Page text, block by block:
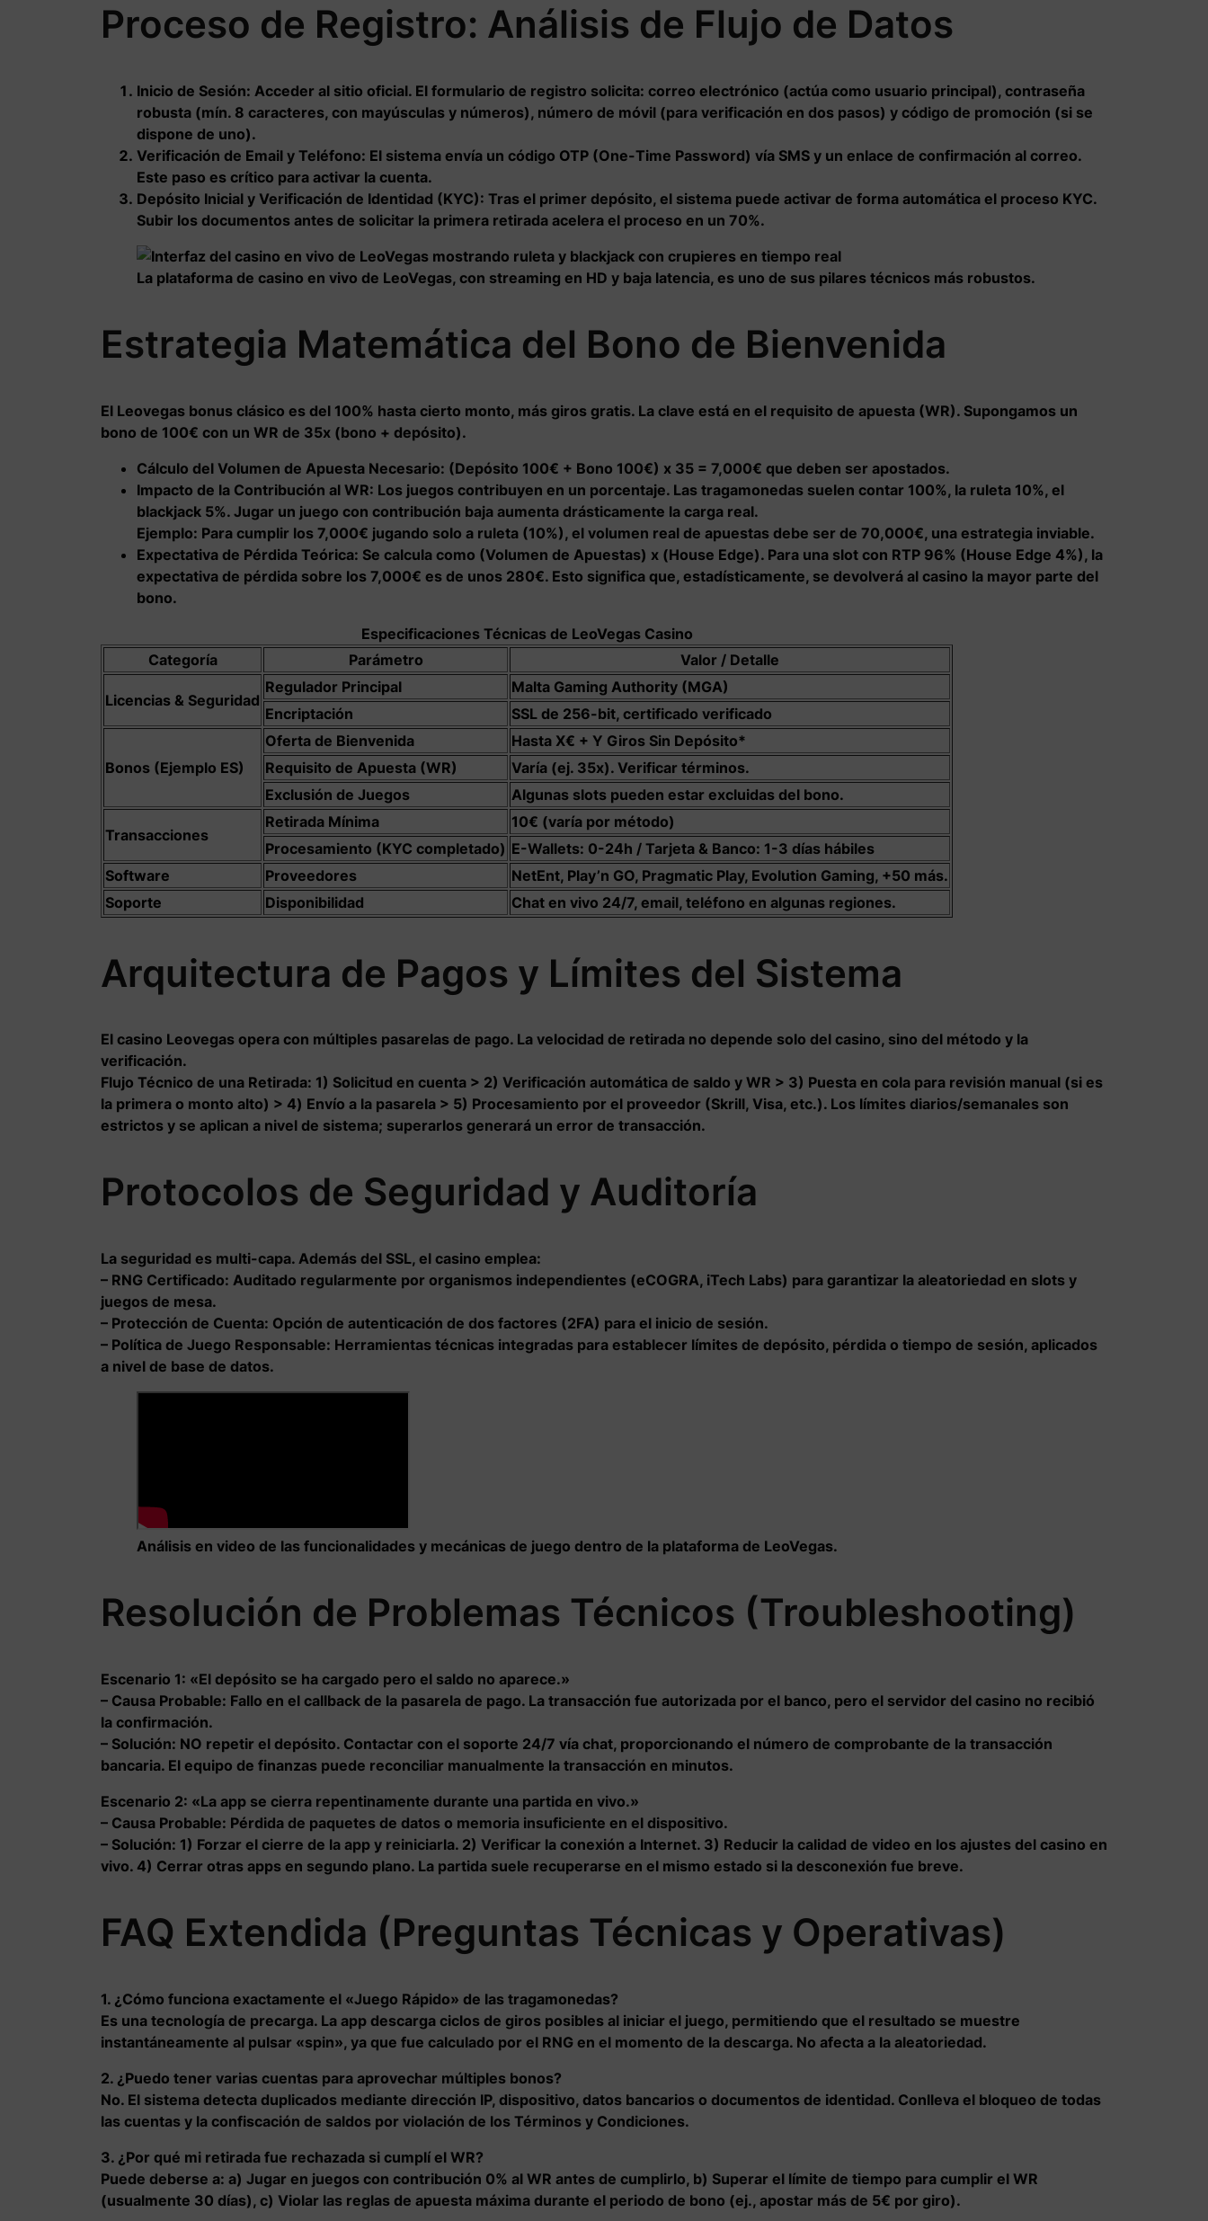
Proceso de Registro: Análisis de Flujo de Datos
Inicio de Sesión: Acceder al sitio oficial. El formulario de registro solicita: correo electrónico (actúa como usuario principal), contraseña
robusta (mín. 8 caracteres, con mayúsculas y números), número de móvil (para verificación en dos pasos) y código de promoción (si se
dispone de uno).
Verificación de Email y Teléfono: El sistema envía un código OTP (One-Time Password) vía SMS y un enlace de confirmación al correo.
Este paso es crítico para activar la cuenta.
Depósito Inicial y Verificación de Identidad (KYC): Tras el primer depósito, el sistema puede activar de forma automática el proceso KYC.
Subir los documentos antes de solicitar la primera retirada acelera el proceso en un 70%.
La plataforma de casino en vivo de LeoVegas, con streaming en HD y baja latencia, es uno de sus pilares técnicos más robustos.
Estrategia Matemática del Bono de Bienvenida
El Leovegas bonus clásico es del 100% hasta cierto monto, más giros gratis. La clave está en el requisito de apuesta (WR). Supongamos un
bono de 100€ con un WR de 35x (bono + depósito).
Cálculo del Volumen de Apuesta Necesario: (Depósito 100€ + Bono 100€) x 35 = 7,000€ que deben ser apostados.
Impacto de la Contribución al WR: Los juegos contribuyen en un porcentaje. Las tragamonedas suelen contar 100%, la ruleta 10%, el
blackjack 5%. Jugar un juego con contribución baja aumenta drásticamente la carga real.
Ejemplo: Para cumplir los 7,000€ jugando solo a ruleta (10%), el volumen real de apuestas debe ser de 70,000€, una estrategia inviable.
Expectativa de Pérdida Teórica: Se calcula como (Volumen de Apuestas) x (House Edge). Para una slot con RTP 96% (House Edge 4%), la
expectativa de pérdida sobre los 7,000€ es de unos 280€. Esto significa que, estadísticamente, se devolverá al casino la mayor parte del
bono.
Especificaciones Técnicas de LeoVegas Casino
Categoría
Parámetro Valor / Detalle
Licencias & Seguridad
Regulador Principal
Malta Gaming Authority (MGA)
Encriptación
SSL de 256-bit, certificado verificado
Bonos (Ejemplo ES)
Oferta de Bienvenida
Hasta X€ + Y Giros Sin Depósito*
Requisito de Apuesta (WR)
Varía (ej. 35x). Verificar términos.
Exclusión de Juegos
Algunas slots pueden estar excluidas del bono.
Transacciones
Retirada Mínima
10€ (varía por método)
Procesamiento (KYC completado) E-Wallets: 0-24h / Tarjeta & Banco: 1-3 días hábiles
Software
Proveedores
NetEnt, Play’n GO, Pragmatic Play, Evolution Gaming, +50 más.
Soporte
Disponibilidad Chat en vivo 24/7, email, teléfono en algunas regiones.
Arquitectura de Pagos y Límites del Sistema
El casino Leovegas opera con múltiples pasarelas de pago. La velocidad de retirada no depende solo del casino, sino del método y la
verificación.
Flujo Técnico de una Retirada: 1) Solicitud en cuenta > 2) Verificación automática de saldo y WR > 3) Puesta en cola para revisión manual (si es
la primera o monto alto) > 4) Envío a la pasarela > 5) Procesamiento por el proveedor (Skrill, Visa, etc.). Los límites diarios/semanales son
estrictos y se aplican a nivel de sistema; superarlos generará un error de transacción.
Protocolos de Seguridad y Auditoría
La seguridad es multi-capa. Además del SSL, el casino emplea:
– RNG Certificado: Auditado regularmente por organismos independientes (eCOGRA, iTech Labs) para garantizar la aleatoriedad en slots y
juegos de mesa.
– Protección de Cuenta: Opción de autenticación de dos factores (2FA) para el inicio de sesión.
– Política de Juego Responsable: Herramientas técnicas integradas para establecer límites de depósito, pérdida o tiempo de sesión, aplicados
a nivel de base de datos.
Análisis en video de las funcionalidades y mecánicas de juego dentro de la plataforma de LeoVegas.
Resolución de Problemas Técnicos (Troubleshooting)
Escenario 1: «El depósito se ha cargado pero el saldo no aparece.»
– Causa Probable: Fallo en el callback de la pasarela de pago. La transacción fue autorizada por el banco, pero el servidor del casino no recibió
la confirmación.
– Solución: NO repetir el depósito. Contactar con el soporte 24/7 vía chat, proporcionando el número de comprobante de la transacción
bancaria. El equipo de finanzas puede reconciliar manualmente la transacción en minutos.
Escenario 2: «La app se cierra repentinamente durante una partida en vivo.»
– Causa Probable: Pérdida de paquetes de datos o memoria insuficiente en el dispositivo.
– Solución: 1) Forzar el cierre de la app y reiniciarla. 2) Verificar la conexión a Internet. 3) Reducir la calidad de video en los ajustes del casino en
vivo. 4) Cerrar otras apps en segundo plano. La partida suele recuperarse en el mismo estado si la desconexión fue breve.
FAQ Extendida (Preguntas Técnicas y Operativas)
1. ¿Cómo funciona exactamente el «Juego Rápido» de las tragamonedas?
Es una tecnología de precarga. La app descarga ciclos de giros posibles al iniciar el juego, permitiendo que el resultado se muestre
instantáneamente al pulsar «spin», ya que fue calculado por el RNG en el momento de la descarga. No afecta a la aleatoriedad.
2. ¿Puedo tener varias cuentas para aprovechar múltiples bonos?
No. El sistema detecta duplicados mediante dirección IP, dispositivo, datos bancarios o documentos de identidad. Conlleva el bloqueo de todas
las cuentas y la confiscación de saldos por violación de los Términos y Condiciones.
3. ¿Por qué mi retirada fue rechazada si cumplí el WR?
Puede deberse a: a) Jugar en juegos con contribución 0% al WR antes de cumplirlo, b) Superar el límite de tiempo para cumplir el WR
(usualmente 30 días), c) Violar las reglas de apuesta máxima durante el periodo de bono (ej., apostar más de 5€ por giro).